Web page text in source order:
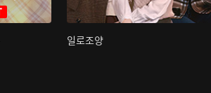
일로조양